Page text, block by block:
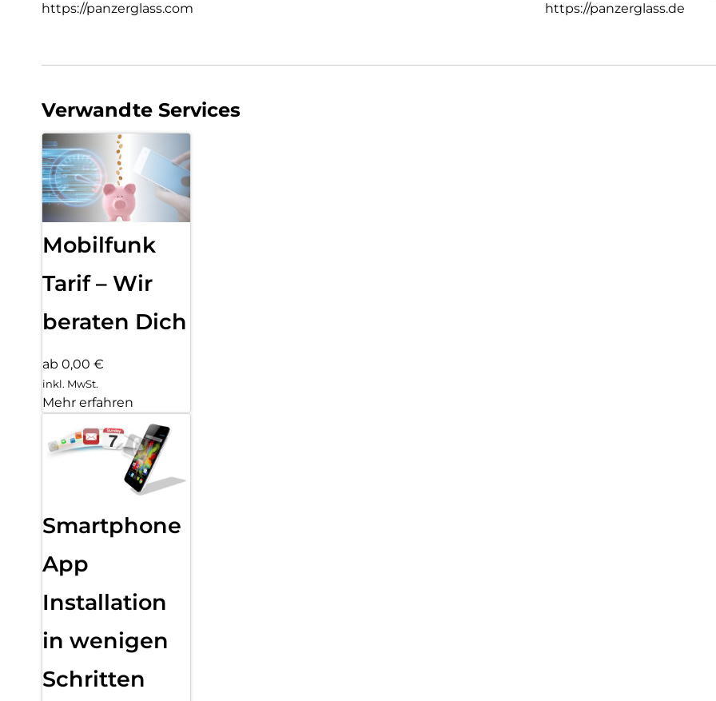
https://panzerglass.com
https://panzerglass.de
Verwandte Services
Mobilfunk
Tarif – Wir
beraten Dich
ab 0,00 €
inkl. MwSt.
Mehr erfahren
Smartphone
App
Installation
in wenigen
Schritten